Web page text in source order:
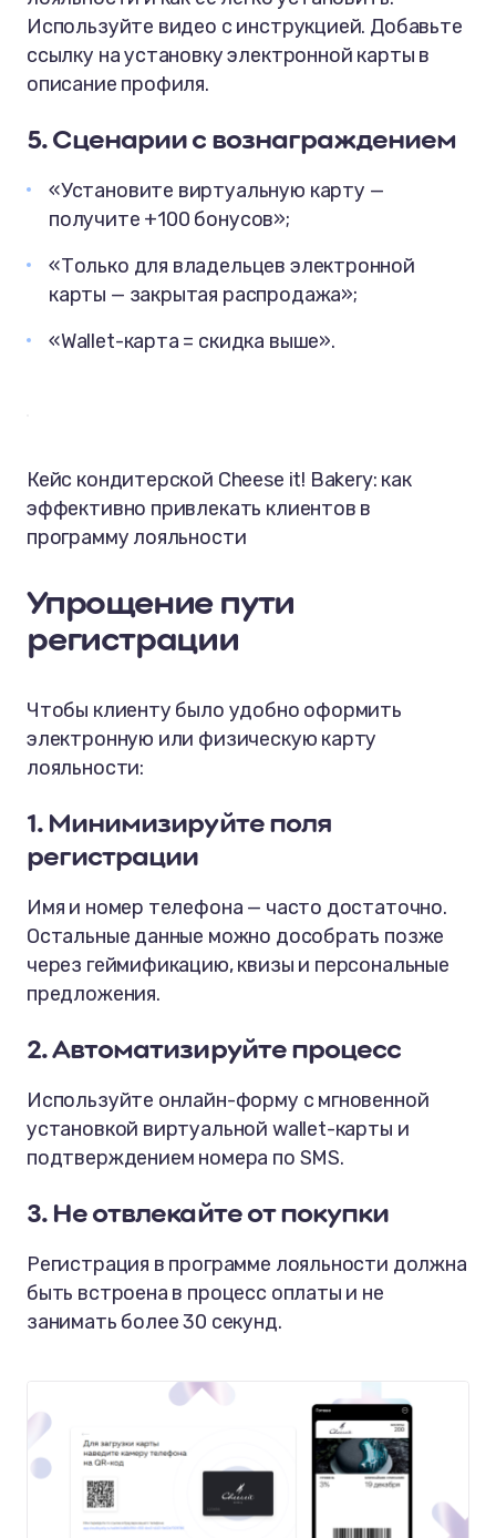
Используйте видео с инструкцией. Добавьте
ссылку на установку электронной карты в
описание профиля.
5. Сценарии с вознаграждением
«Установите виртуальную карту —
получите +100 бонусов»;
«Только для владельцев электронной
карты — закрытая распродажа»;
«Wallet-карта = скидка выше».
Кейс кондитерской Cheese it! Bakery: как
эффективно привлекать клиентов в
программу лояльности
Упрощение пути
регистрации
Чтобы клиенту было удобно оформить
электронную или физическую карту
лояльности:
1. Минимизируйте поля
регистрации
Имя и номер телефона — часто достаточно.
Остальные данные можно дособрать позже
через геймификацию, квизы и персональные
предложения.
2. Автоматизируйте процесс
Используйте онлайн-форму с мгновенной
установкой виртуальной wallet-карты и
подтверждением номера по SMS.
3. Не отвлекайте от покупки
Регистрация в программе лояльности должна
быть встроена в процесс оплаты и не
занимать более 30 секунд.